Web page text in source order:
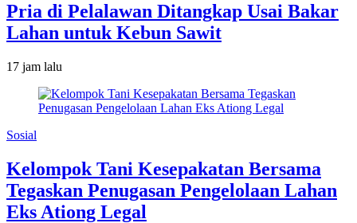
Pria di Pelalawan Ditangkap Usai Bakar
Lahan untuk Kebun Sawit
17 jam lalu
Sosial
Kelompok Tani Kesepakatan Bersama
Tegaskan Penugasan Pengelolaan Lahan
Eks Ationg Legal